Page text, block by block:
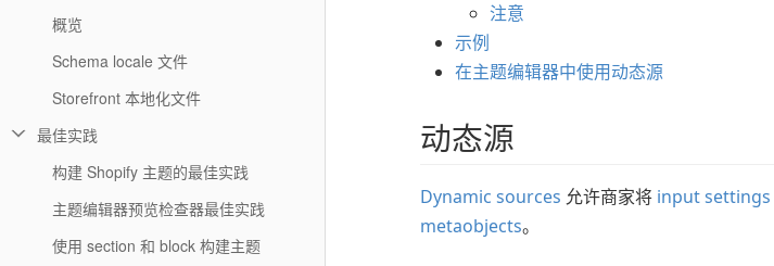
注意
示例
在主题编辑器中使用动态源
动态源
Dynamic sources 允许商家将 input settings
metaobjects。
概览
Schema locale 文件
Storefront 本地化文件
最佳实践
构建 Shopify 主题的最佳实践
主题编辑器预览检查器最佳实践
使用 section 和 block 构建主题